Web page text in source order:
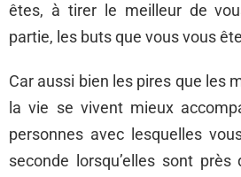
êtes, à tirer le meilleur de
partie, les buts que vous vous
Car aussi bien les pires que les
la vie se vivent mieux
personnes avec lesquelles
seconde lorsqu’elles sont